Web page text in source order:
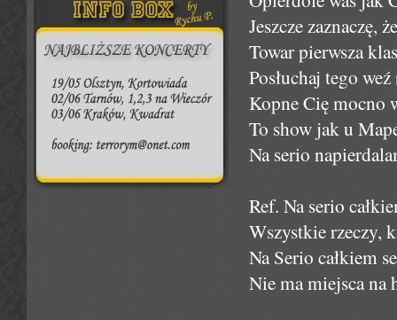
Jeszcze zaznaczę,
Towar pierwsza
Posłuchaj tego
Kopne Cię mocno
To show jak u
Na serio
Ref. Na serio
Wszystkie rzeczy,
Na Serio całkiem
Nie ma miejsca na